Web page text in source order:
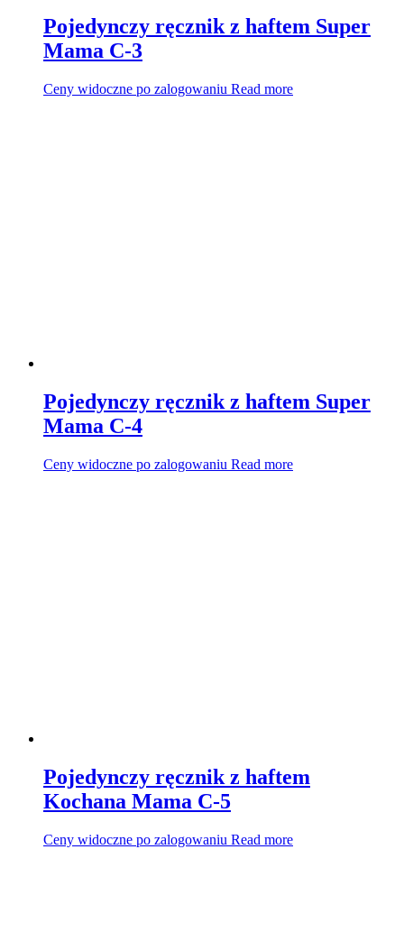
Pojedynczy ręcznik z haftem Super
Mama C-3
Ceny widoczne po zalogowaniu Read more
Pojedynczy ręcznik z haftem Super
Mama C-4
Ceny widoczne po zalogowaniu Read more
Pojedynczy ręcznik z haftem
Kochana Mama C-5
Ceny widoczne po zalogowaniu Read more